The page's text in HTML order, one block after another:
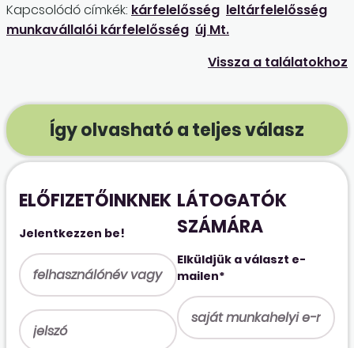
Kapcsolódó címkék: kárfelelősség leltárfelelősség
munkavállalói kárfelelősség új Mt.
Vissza a találatokhoz
Így olvasható a teljes válasz
ELŐFIZETŐINKNEK
Jelentkezzen be!
LÁTOGATÓK
SZÁMÁRA
Elküldjük a választ e-
mailen*